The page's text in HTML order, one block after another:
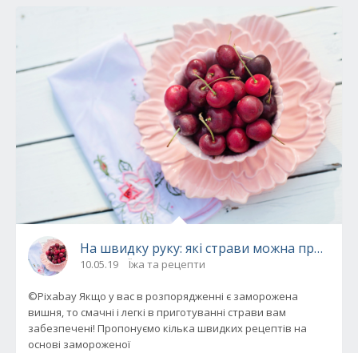
На швидку руку: які страви можна
10.05.19 Їжа та рецепти
©Pixabay Якщо у вас в розпорядженні є заморожена
вишня, то смачні і легкі в приготуванні страви вам
забезпечені! Пропонуємо кілька швидких рецептів на
основі замороженої